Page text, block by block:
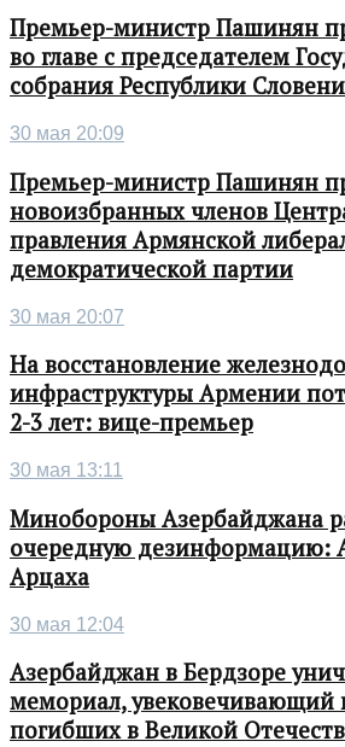
Премьер-министр Пашинян
во главе с председателем
собрания Республики
30 мая 20:09
Премьер-министр Пашинян
новоизбранных членов
правления Армянской
демократической партии
30 мая 20:07
На восстановление
инфраструктуры Армении
2-3 лет: вице-премьер
30 мая 13:11
Минобороны Азербайджана
очередную дезинформацию:
Арцаха
30 мая 12:04
Азербайджан в Бердзоре
мемориал, увековечивающий
погибших в Великой